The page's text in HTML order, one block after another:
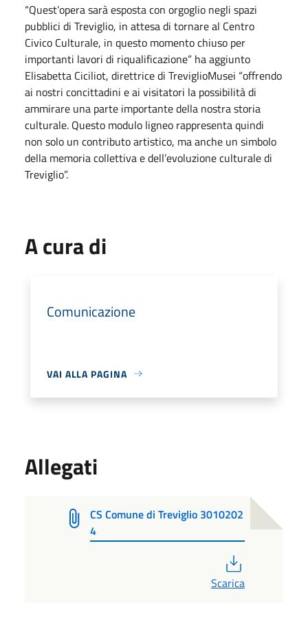
“Quest’opera sarà esposta con orgoglio negli spazi
pubblici di Treviglio, in attesa di tornare al Centro
Civico Culturale, in questo momento chiuso per
importanti lavori di riqualificazione” ha aggiunto
Elisabetta Ciciliot, direttrice di TreviglioMusei “offrendo
ai nostri concittadini e ai visitatori la possibilità di
ammirare una parte importante della nostra storia
culturale. Questo modulo ligneo rappresenta quindi
non solo un contributo artistico, ma anche un simbolo
della memoria collettiva e dell’evoluzione culturale di
Treviglio”.
A cura di
Comunicazione
VAI ALLA PAGINA
Allegati
CS Comune di Treviglio 3010202
4
Scarica